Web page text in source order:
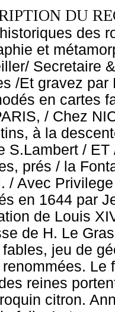
DU
des
et
Secretaire
/Et gravez
en cartes
/ Chez
à la
S.Lambert /
prés / la
/ Avec
en 1644 par
de Louis
de H. Le
jeu de
Le
reines
citron.